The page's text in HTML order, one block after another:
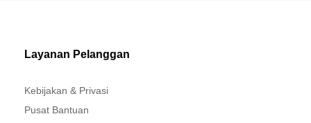
Layanan Pelanggan
Kebijakan & Privasi
Pusat Bantuan